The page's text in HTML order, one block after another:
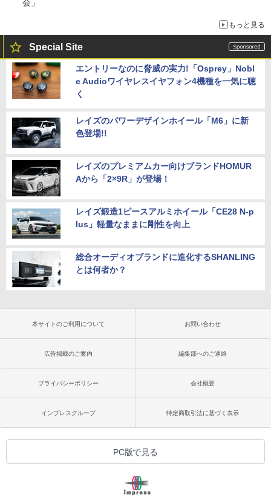
会」
もっと見る
Special Site
エントリーなのに脅威の実力!「Osprey」Nobl
e Audioワイヤレスイヤフォン4機種を一気に聴
く
レイズのパワーデザインホイール「M6」に新
色登場!!
レイズのプレミアムカー向けブランドHOMUR
Aから「2×9R」が登場！
レイズ鍛造1ピースアルミホイール「CE28 N-p
lus」軽量なままに剛性を向上
総合オーディオブランドに進化するSHANLING
とは何者か？
本サイトのご利用について お問い合わせ
広告掲載のご案内 編集部へのご連絡
プライバシーポリシー 会社概要
インプレスグループ 特定商取引法に基づく表示
PC版で見る